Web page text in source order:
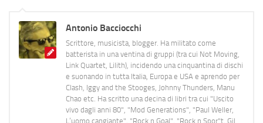
Antonio Bacciocchi
Scrittore, musicista, blogger. Ha militato come
batterista in una ventina di gruppi (tra cui Not Moving,
Link Quartet, Lilith), incidendo una cinquantina di dischi
e suonando in tutta Italia, Europa e USA e aprendo per
Clash, Iggy and the Stooges, Johnny Thunders, Manu
Chao etc. Ha scritto una decina di libri tra cui "Uscito
vivo dagli anni 80", "Mod Generations", "Paul Weller,
L’uomo cangiante", "Rock n Goal", "Rock n Spor"t, Gil